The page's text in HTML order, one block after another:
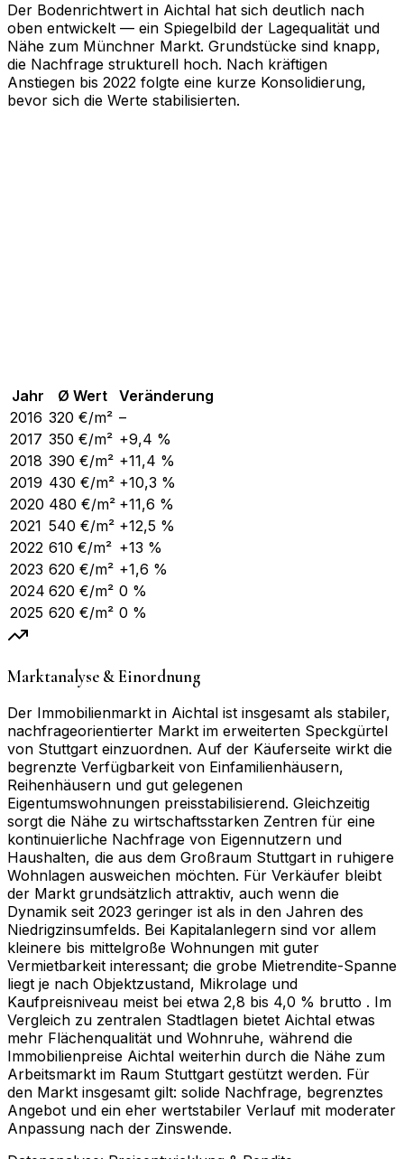
Der Bodenrichtwert in Aichtal hat sich deutlich nach
oben entwickelt — ein Spiegelbild der Lagequalität und
Nähe zum Münchner Markt. Grundstücke sind knapp,
die Nachfrage strukturell hoch. Nach kräftigen
Anstiegen bis 2022 folgte eine kurze Konsolidierung,
bevor sich die Werte stabilisierten.
Jahr Ø Wert
Veränderung
2016 320 €/m² –
2017 350 €/m² +9,4 %
2018 390 €/m² +11,4 %
2019 430 €/m² +10,3 %
2020 480 €/m² +11,6 %
2021 540 €/m² +12,5 %
2022 610 €/m² +13 %
2023 620 €/m² +1,6 %
2024 620 €/m² 0 %
2025 620 €/m² 0 %
Marktanalyse & Einordnung
Der Immobilienmarkt in Aichtal ist insgesamt als stabiler,
nachfrageorientierter Markt im erweiterten Speckgürtel
von Stuttgart einzuordnen. Auf der Käuferseite wirkt die
begrenzte Verfügbarkeit von Einfamilienhäusern,
Reihenhäusern und gut gelegenen
Eigentumswohnungen preisstabilisierend. Gleichzeitig
sorgt die Nähe zu wirtschaftsstarken Zentren für eine
kontinuierliche Nachfrage von Eigennutzern und
Haushalten, die aus dem Großraum Stuttgart in ruhigere
Wohnlagen ausweichen möchten. Für Verkäufer bleibt
der Markt grundsätzlich attraktiv, auch wenn die
Dynamik seit 2023 geringer ist als in den Jahren des
Niedrigzinsumfelds. Bei Kapitalanlegern sind vor allem
kleinere bis mittelgroße Wohnungen mit guter
Vermietbarkeit interessant; die grobe Mietrendite-Spanne
liegt je nach Objektzustand, Mikrolage und
Kaufpreisniveau meist bei etwa 2,8 bis 4,0 % brutto . Im
Vergleich zu zentralen Stadtlagen bietet Aichtal etwas
mehr Flächenqualität und Wohnruhe, während die
Immobilienpreise Aichtal weiterhin durch die Nähe zum
Arbeitsmarkt im Raum Stuttgart gestützt werden. Für
den Markt insgesamt gilt: solide Nachfrage, begrenztes
Angebot und ein eher wertstabiler Verlauf mit moderater
Anpassung nach der Zinswende.